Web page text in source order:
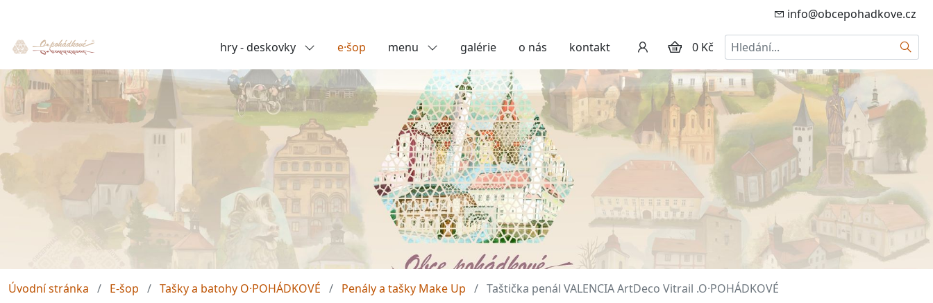
info@obcepohadkove.cz
hry - deskovky e·šop menu galérie o nás kontakt 0 Kč Hledat
Úvodní stránka E-šop Tašky a batohy O·POHÁDKOVÉ Penály a tašky Make Up Taštička penál VALENCIA ArtDeco Vitrail .O·POHÁDKOVÉ